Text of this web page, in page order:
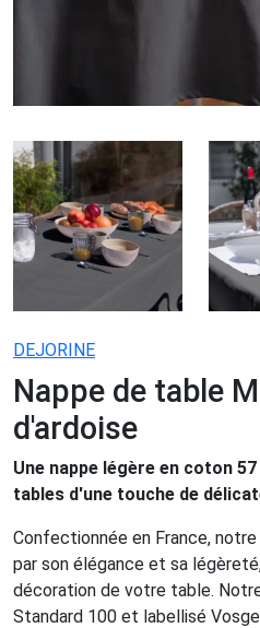
DEJORINE
Nappe de table
d'ardoise
Une nappe légère en coton
tables d'une touche de
Confectionnée en France,
par son élégance et sa
décoration de votre table.
Standard 100 et labellisé